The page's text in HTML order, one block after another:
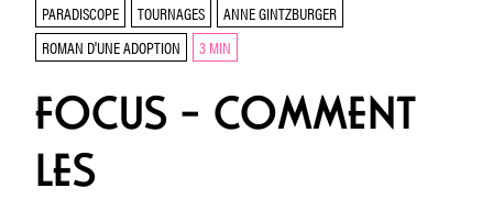
PARADISCOPE TOURNAGES
ANNE GINTZBURGER
ROMAN D'UNE ADOPTION
3 MIN
FOCUS – COMMENT
LES